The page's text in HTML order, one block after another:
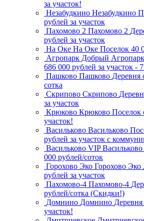
за участок!
Незабудкино Незабудкино
рублей за участок
Пахомово 2 Пахомово 2
рублей за участок
На Оке На Оке Поселок 40
Агропарк Добрый
686 000 рублей за участок -
Пашково Пашково Деревня
сотка
Скрипово Скрипово
за участок
Крюково Крюково Поселок
участок!
Васильково Васильково
рублей за участок с
Васильково VIP
000 рублей/соток
Горохово Эко Горохово Эко
рублей за участок
Пахомово-4 Пахомово-4
рублей/сотка (Скидки!)
Домнино Домнино Деревня
участок!